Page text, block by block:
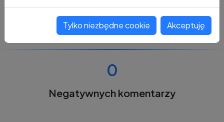
0
Negatywnych komentarzy
Tylko niezbędne cookie Akceptuję